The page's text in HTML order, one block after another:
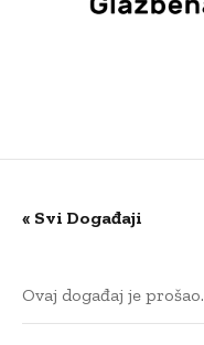
« Svi Događaji
Ovaj događaj je prošao.